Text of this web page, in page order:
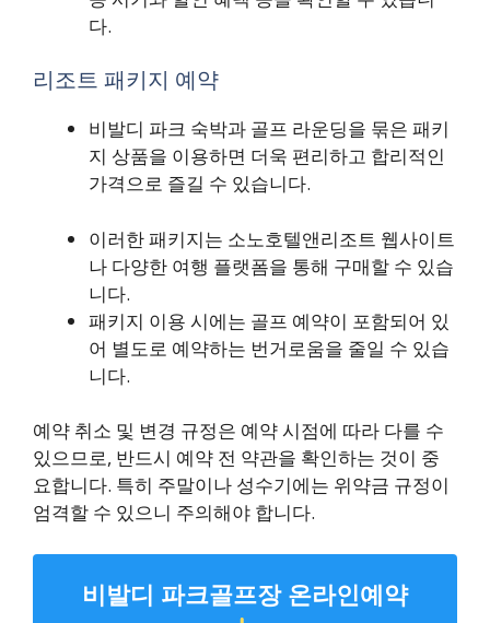
다.
리조트 패키지 예약
비발디 파크 숙박과 골프 라운딩을 묶은 패키
지 상품을 이용하면 더욱 편리하고 합리적인
가격으로 즐길 수 있습니다.
이러한 패키지는 소노호텔앤리조트 웹사이트
나 다양한 여행 플랫폼을 통해 구매할 수 있습
니다.
패키지 이용 시에는 골프 예약이 포함되어 있
어 별도로 예약하는 번거로움을 줄일 수 있습
니다.
예약 취소 및 변경 규정은 예약 시점에 따라 다를 수
있으므로, 반드시 예약 전 약관을 확인하는 것이 중
요합니다. 특히 주말이나 성수기에는 위약금 규정이
엄격할 수 있으니 주의해야 합니다.
비발디 파크골프장 온라인예약